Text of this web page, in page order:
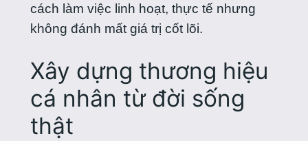
cách làm việc linh hoạt, thực tế nhưng
không đánh mất giá trị cốt lõi.
Xây dựng thương hiệu
cá nhân từ đời sống
thật